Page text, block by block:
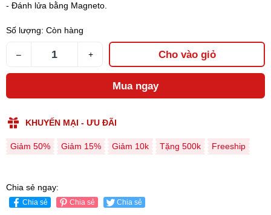
- Đánh lửa bằng Magneto.
Số lượng: Còn hàng
– + Cho vào giỏ
Mua ngay
KHUYẾN MẠI - ƯU ĐÃI
Giảm 50% Giảm 15% Giảm 10k Tặng 500k Freeship
Chia sẻ ngay:
Chia sẻ Chia sẻ Chia sẻ